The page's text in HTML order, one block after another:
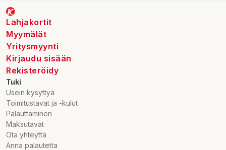
Lahjakortit
Myymälät
Yritysmyynti
Kirjaudu sisään
Rekisteröidy
Tuki
Usein kysyttyä
Toimitustavat ja -kulut
Palauttaminen
Maksutavat
Ota yhteyttä
Anna palautetta